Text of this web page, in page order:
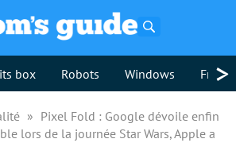
box Robots Windows >
Pixel Fold : Google dévoile enfin
lors de la journée Star Wars, Apple a